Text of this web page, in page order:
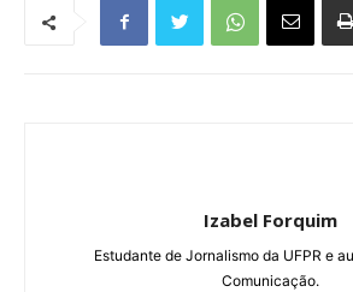
Izabel Forquim
Estudante de Jornalismo da UFPR e
Comunicação.